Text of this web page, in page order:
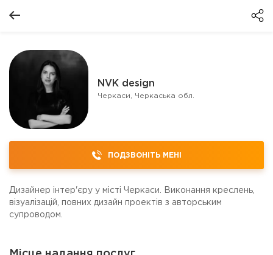
NVK design
Черкаси, Черкаська обл.
ПОДЗВОНІТЬ МЕНІ
Дизайнер інтер'єру у місті Черкаси. Виконання креслень,
візуалізацій, повних дизайн проектів з авторським
супроводом.